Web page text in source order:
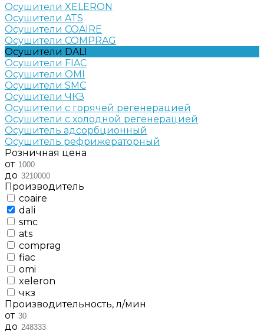
Осушители XELERON
Осушители ATS
Осушители COAIRE
Осушители COMPRAG
Осушители DALI
Осушители FIAC
Осушители OMI
Осушители SMC
Осушители ЧКЗ
Осушители с горячей регенерацией
Осушители с холодной регенерацией
Осушитель адсорбционный
Осушитель рефрижераторный
Розничная цена
от
до
Производитель
coaire
dali
smc
ats
comprag
fiac
omi
xeleron
чкз
Производительность, л/мин
от
до